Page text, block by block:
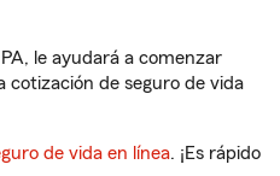
le ayudará a comenzar
cotización de seguro de vida
de vida en línea. ¡Es rápido